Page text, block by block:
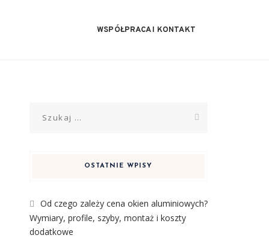
WSPÓŁPRACA I KONTAKT
OSTATNIE WPISY
Od czego zależy cena okien aluminiowych?
Wymiary, profile, szyby, montaż i koszty
dodatkowe